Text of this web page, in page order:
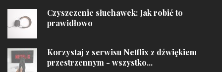
Czyszczenie słuchawek: Jak robić to
prawidłowo
Korzystaj z serwisu Netflix z dźwiękiem
przestrzennym - wszystko...